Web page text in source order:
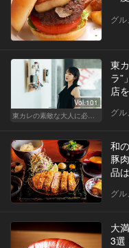
グル
Vol.101
東カレの素敵な大人に必要なこと
東
ラ”
店
グル
和
豚
品
グル
大
3選